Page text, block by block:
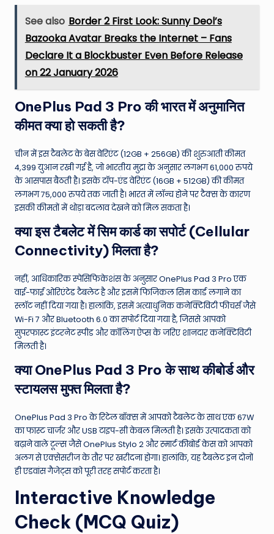
See also Border 2 First Look: Sunny Deol’s
Bazooka Avatar Breaks the Internet – Fans
Declare It a Blockbuster Even Before Release
on 22 January 2026
OnePlus Pad 3 Pro की भारत में अनुमानित
कीमत क्या हो सकती है?
चीन में इस टैबलेट के बेस वेरिएंट (12GB + 256GB) की शुरुआती कीमत
4,399 युआन रखी गई है, जो भारतीय मुद्रा के अनुसार लगभग 61,000 रुपये
के आसपास बैठती है। इसके टॉप-एंड वेरिएंट (16GB + 512GB) की कीमत
लगभग 75,000 रुपये तक जाती है। भारत में लॉन्च होने पर टैक्स के कारण
इसकी कीमतों में थोड़ा बदलाव देखने को मिल सकता है।
क्या इस टैबलेट में सिम कार्ड का सपोर्ट (Cellular
Connectivity) मिलता है?
नहीं, आधिकारिक स्पेसिफिकेशंस के अनुसार OnePlus Pad 3 Pro एक
वाई-फाई ओरिएंटेड टैबलेट है और इसमें फिजिकल सिम कार्ड लगाने का
स्लॉट नहीं दिया गया है। हालांकि, इसमें अत्याधुनिक कनेक्टिविटी फीचर्स जैसे
Wi-Fi 7 और Bluetooth 6.0 का सपोर्ट दिया गया है, जिससे आपको
सुपरफास्ट इंटरनेट स्पीड और कॉलिंग ऐप्स के जरिए शानदार कनेक्टिविटी
मिलती है।
क्या OnePlus Pad 3 Pro के साथ कीबोर्ड और
स्टायलस मुफ्त मिलता है?
OnePlus Pad 3 Pro के रिटेल बॉक्स में आपको टैबलेट के साथ एक 67W
का फास्ट चार्जर और USB टाइप-सी केबल मिलती है। इसके उत्पादकता को
बढ़ाने वाले टूल्स जैसे OnePlus Stylo 2 और स्मार्ट कीबोर्ड केस को आपको
अलग से एक्सेसरीज के तौर पर खरीदना होगा। हालांकि, यह टैबलेट इन दोनों
ही एडवांस गैजेट्स को पूरी तरह सपोर्ट करता है।
Interactive Knowledge
Check (MCQ Quiz)